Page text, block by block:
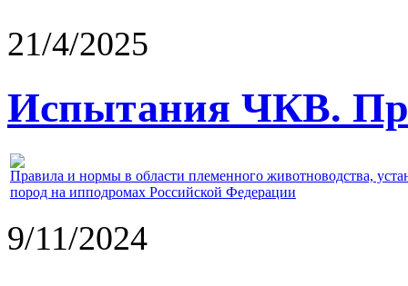
21/4/2025
Испытания ЧКВ.
Правила и нормы в области племенного животноводства,
пород на ипподромах Российской Федерации
9/11/2024